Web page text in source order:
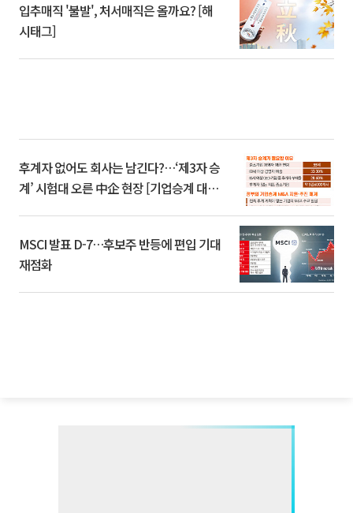
입추매직 '불발', 처서매직은 올까요? [해
시태그]
후계자 없어도 회사는 남긴다?…‘제3자 승
계’ 시험대 오른 中企 현장 [기업승계 대전
MSCI 발표 D-7…후보주 반등에 편입 기대
재점화